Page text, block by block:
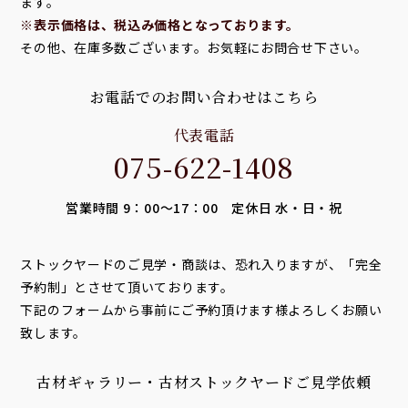
※表示価格は、税込み価格となっております。
その他、在庫多数ございます。お気軽にお問合せ下さい。
お電話でのお問い合わせはこちら
代表電話
075-622-1408
営業時間 9：00～17：00 定休日 水・日・祝
ストックヤードのご見学・商談は、恐れ入りますが、「完全
予約制」とさせて頂いております。
下記のフォームから事前にご予約頂けます様よろしくお願い
致します。
古材ギャラリー・古材ストックヤードご見学依頼